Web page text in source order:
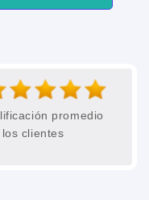
promedio
clientes